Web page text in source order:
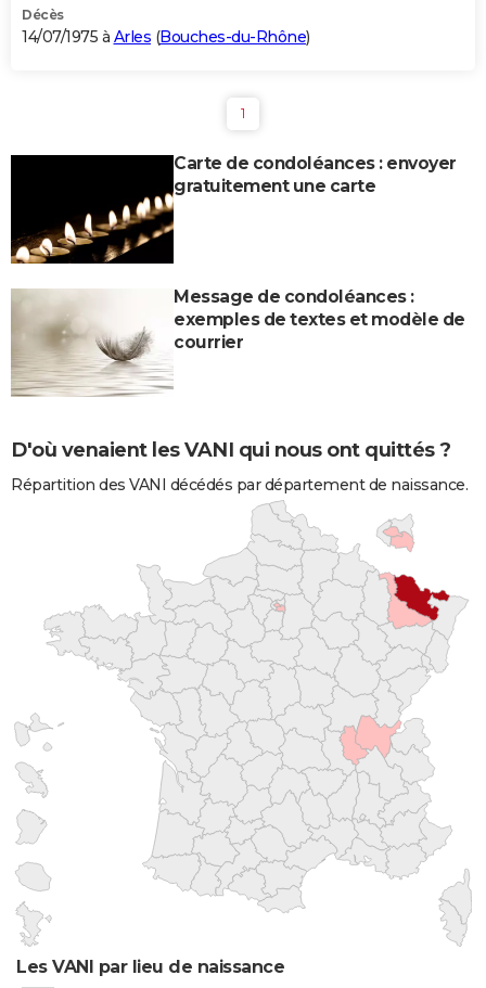
Décès
14/07/1975 à Arles (Bouches-du-Rhône)
1
Carte de condoléances : envoyer
gratuitement une carte
Message de condoléances :
exemples de textes et modèle de
courrier
D'où venaient les VANI qui nous ont quittés ?
Répartition des VANI décédés par département de naissance.
Les VANI par lieu de naissance